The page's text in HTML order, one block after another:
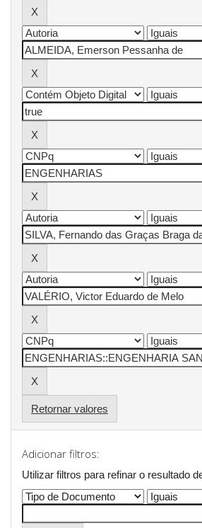
Retornar valores
Adicionar filtros:
Utilizar filtros para refinar o resultado